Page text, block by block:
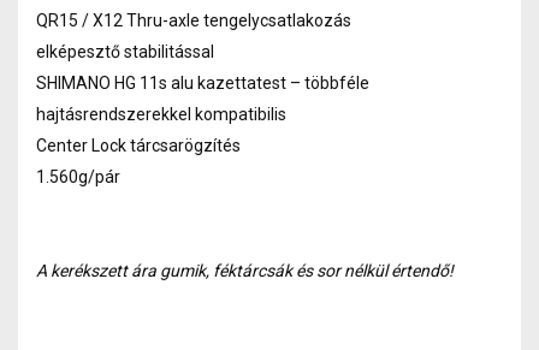
QR15 / X12 Thru-axle tengelycsatlakozás
elképesztő stabilitással
SHIMANO HG 11s alu kazettatest – többféle
hajtásrendszerekkel kompatibilis
Center Lock tárcsarögzítés
1.560g/pár
A kerékszett ára gumik, féktárcsák és sor nélkül értendő!